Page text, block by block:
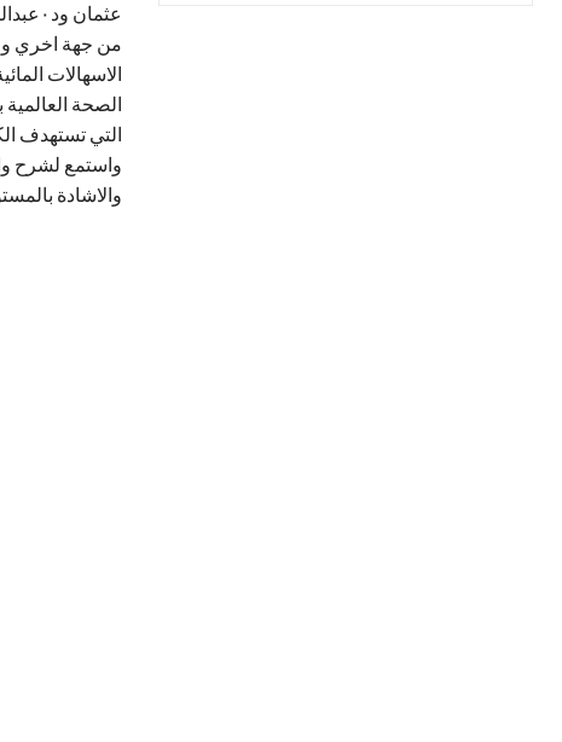
عثمان ود٠عبدالله الحلاوي وانور جبارة
من جهة اخري
الاسهالات
التي تستهدف
واستمع لشرح
والاشادة